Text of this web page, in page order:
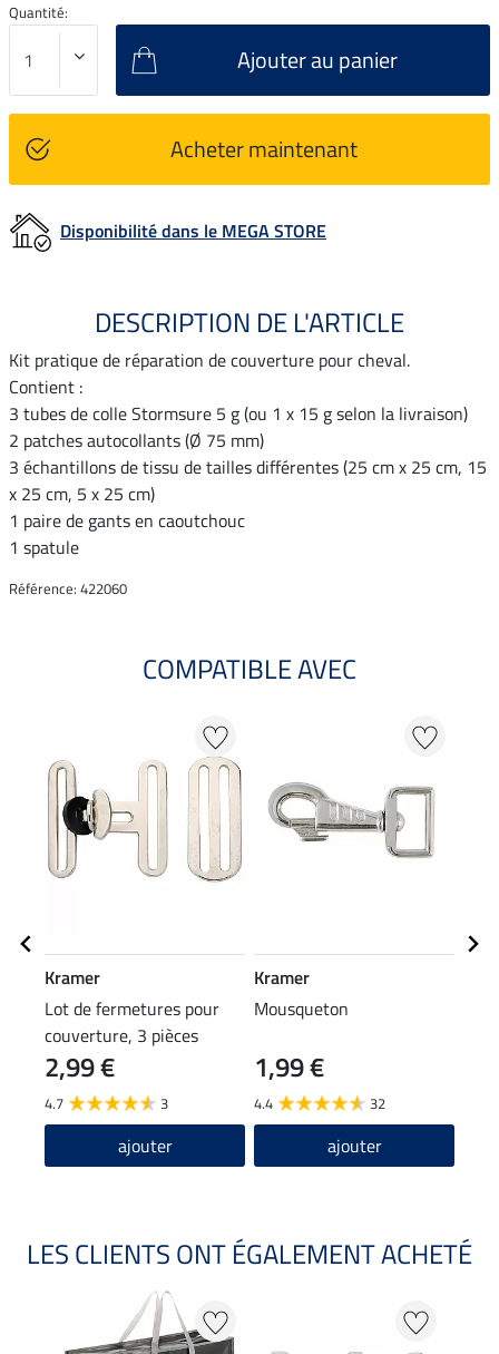
Quantité:
Ajouter au panier
Acheter maintenant
Disponibilité dans le MEGA STORE
DESCRIPTION DE L'ARTICLE
Kit pratique de réparation de couverture pour cheval.
Contient :
3 tubes de colle Stormsure 5 g (ou 1 x 15 g selon la livraison)
2 patches autocollants (Ø 75 mm)
3 échantillons de tissu de tailles différentes (25 cm x 25 cm, 15
x 25 cm, 5 x 25 cm)
1 paire de gants en caoutchouc
1 spatule
Référence: 422060
COMPATIBLE AVEC
Kramer
Lot de fermetures pour
couverture, 3 pièces
2,99 €
4.7 3
ajouter
Kramer
Mousqueton
1,99 €
4.4 32
ajouter
LES CLIENTS ONT ÉGALEMENT ACHETÉ